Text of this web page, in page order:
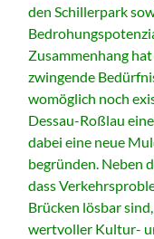
den Schillerpark
Zusammenhang
zwingende
womöglich noch
Dessau-Roßlau
dabei eine neue
begründen. Neben
dass
Brücken lösbar
wertvoller Kultur-